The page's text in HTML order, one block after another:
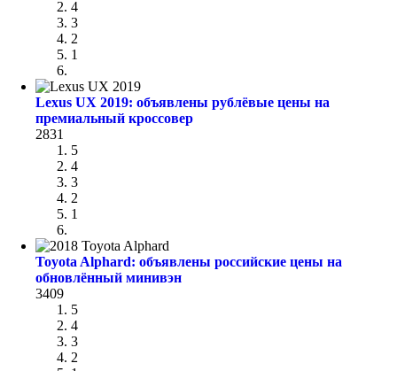
4
3
2
1
Lexus UX 2019: объявлены рублёвые цены на
премиальный кроссовер
2831
5
4
3
2
1
Toyota Alphard: объявлены российские цены на
обновлённый минивэн
3409
5
4
3
2